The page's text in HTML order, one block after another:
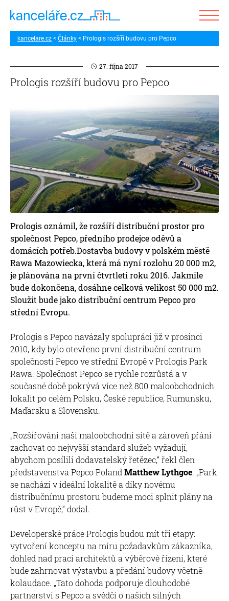
kancelare.cz Články Prologis rozšíří budovu pro Pepco
27. října 2017
Prologis rozšíří budovu pro Pepco
Prologis oznámil, že rozšíří distribuční prostor pro
společnost Pepco, předního prodejce oděvů a
domácích potřeb.Dostavba budovy v polském městě
Rawa Mazowiecka, která má nyní rozlohu 20 000 m2,
je plánována na první čtvrtletí roku 2016. Jakmile
bude dokončena, dosáhne celková velikost 50 000 m2.
Sloužit bude jako distribuční centrum Pepco pro
střední Evropu.
Prologis s Pepco navázaly spolupráci již v prosinci
2010, kdy bylo otevřeno první distribuční centrum
společnosti Pepco ve střední Evropě v Prologis Park
Rawa. Společnost Pepco se rychle rozrůstá a v
současné době pokrývá více než 800 maloobchodních
lokalit po celém Polsku, České republice, Rumunsku,
Maďarsku a Slovensku.
„Rozšiřování naší maloobchodní sítě a zároveň přání
zachovat co nejvyšší standard služeb vyžadují,
abychom posílili dodavatelský řetězec,“ řekl člen
představenstva Pepco Poland Matthew Lythgoe. „Park
se nachází v ideální lokalitě a díky novému
distribučnímu prostoru budeme moci splnit plány na
růst v Evropě,“ dodal.
Developerské práce Prologis budou mít tři etapy:
vytvoření konceptu na míru požadavkům zákazníka,
dohled nad prací architektů a výběrové řízení, které
bude zahrnovat výstavbu a předání budovy včetně
kolaudace. „Tato dohoda podporuje dlouhodobé
partnerství s Pepco a svědčí o našich silných